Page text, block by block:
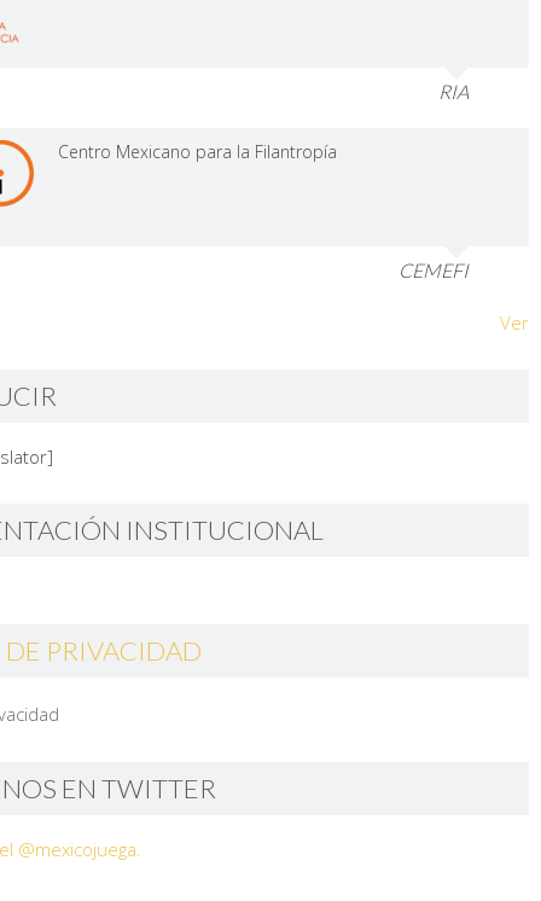
RIA
Centro Mexicano para la Filantropía
CEMEFI
Ver
INSTITUCIONAL
DE PRIVACIDAD
EN TWITTER
@mexicojuega.